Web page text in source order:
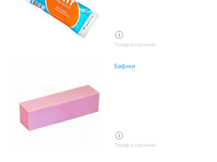
Товар в наличии
Бафики
Товар в наличии